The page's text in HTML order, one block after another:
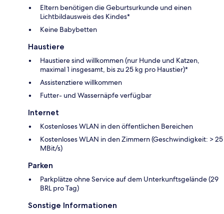
Eltern benötigen die Geburtsurkunde und einen
Lichtbildausweis des Kindes*
Keine Babybetten
Haustiere
Haustiere sind willkommen (nur Hunde und Katzen,
maximal 1 insgesamt, bis zu 25 kg pro Haustier)*
Assistenztiere willkommen
Futter- und Wassernäpfe verfügbar
Internet
Kostenloses WLAN in den öffentlichen Bereichen
Kostenloses WLAN in den Zimmern (Geschwindigkeit: > 25
MBit/s)
Parken
Parkplätze ohne Service auf dem Unterkunftsgelände (29
BRL pro Tag)
Sonstige Informationen